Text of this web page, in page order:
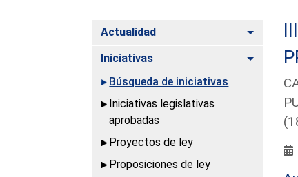
Actualidad Alternar
Iniciativas
Alternar
Búsqueda de iniciativas
Iniciativas legislativas
aprobadas
Proyectos de ley
Proposiciones de ley